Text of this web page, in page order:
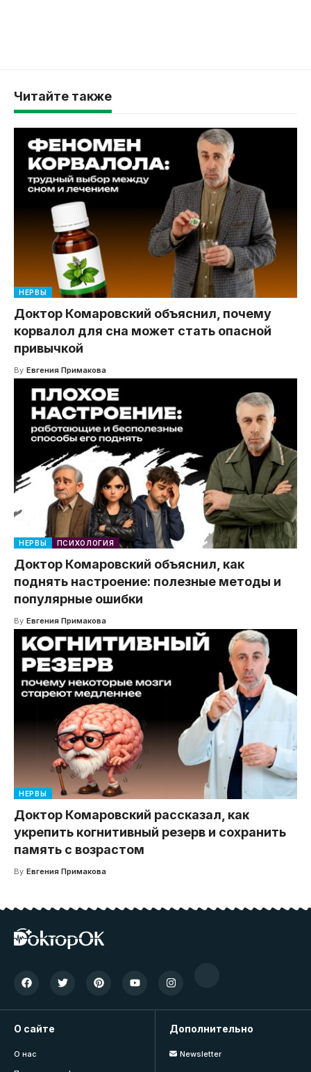
Читайте также
НЕРВЫ
Доктор Комаровский объяснил, почему
корвалол для сна может стать опасной
привычкой
By Евгения Примакова
НЕРВЫ ПСИХОЛОГИЯ
Доктор Комаровский объяснил, как
поднять настроение: полезные методы и
популярные ошибки
By Евгения Примакова
НЕРВЫ
Доктор Комаровский рассказал, как
укрепить когнитивный резерв и сохранить
память с возрастом
By Евгения Примакова
О сайте
О нас
Дополнительно
Newsletter